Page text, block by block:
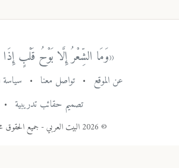
«وَمَا الشِّعْرُ إِلَّا بَوْحُ قَلْبٍ
عن الموقع تواصل معنا
سياسة
تصميم حقائب تدريبية
© 2026 البيت العربي - جميع الحقوق محفوظة